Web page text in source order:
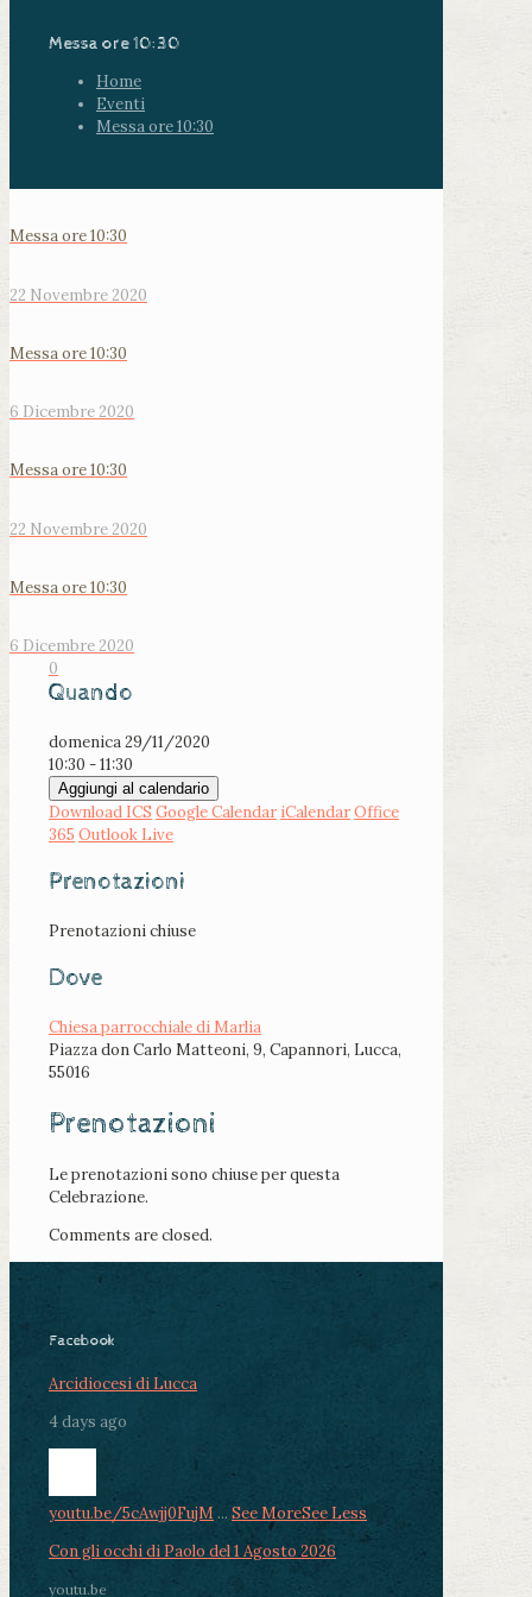
Messa ore 10:30
Home
Eventi
Messa ore 10:30
Messa ore 10:30
22 Novembre 2020
Messa ore 10:30
6 Dicembre 2020
Messa ore 10:30
22 Novembre 2020
Messa ore 10:30
6 Dicembre 2020
0
Quando
domenica 29/11/2020
10:30 - 11:30
Aggiungi al calendario
Download ICS Google Calendar iCalendarOffice
365 Outlook Live
Prenotazioni
Prenotazioni chiuse
Dove
Chiesa parrocchiale di Marlia
Piazza don Carlo Matteoni, 9, Capannori, Lucca,
55016
Prenotazioni
Le prenotazioni sono chiuse per questa
Celebrazione.
Comments are closed.
Facebook
Arcidiocesi di Lucca
4 days ago
youtu.be/5cAwjj0FujM ... See MoreSee Less
Con gli occhi di Paolo del 1 Agosto 2026
youtu.be